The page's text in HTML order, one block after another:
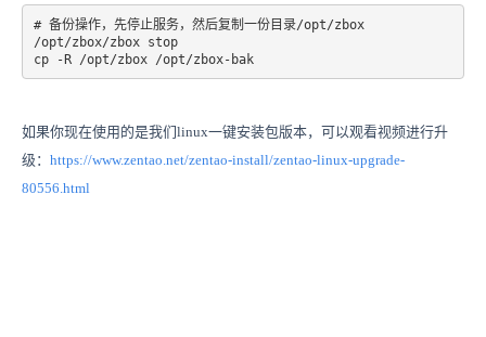
# 备份操作，先停止服务，然后复制一份目录/opt/zbox
/opt/zbox/zbox stop
cp -R /opt/zbox /opt/zbox-bak
如果你现在使用的是我们linux一键安装包版本，可以观看视频进行升
级： https://www.zentao.net/zentao-install/zentao-linux-upgrade-
80556.html